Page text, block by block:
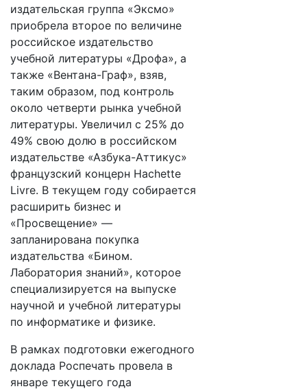
издательская группа «Эксмо»
приобрела второе по величине
российское издательство
учебной литературы «Дрофа», а
также «Вентана-Граф», взяв,
таким образом, под контроль
около четверти рынка учебной
литературы. Увеличил с 25% до
49% свою долю в российском
издательстве «Азбука-Аттикус»
французский концерн Hachette
Livre. В текущем году собирается
расширить бизнес и
«Просвещение» —
запланирована покупка
издательства «Бином.
Лаборатория знаний», которое
специализируется на выпуске
научной и учебной литературы
по информатике и физике.
В рамках подготовки ежегодного
доклада Роспечать провела в
январе текущего года